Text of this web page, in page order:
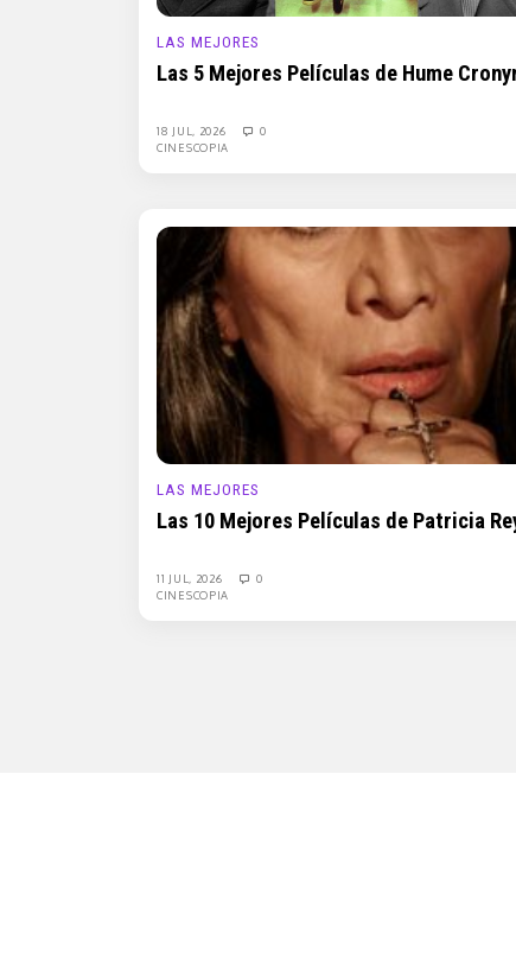
LAS MEJORES
Las 5 Mejores Películas de Hume
18 JUL, 2026
0
CINESCOPIA
LAS MEJORES
Las 10 Mejores Películas de Patricia
11 JUL, 2026
0
CINESCOPIA